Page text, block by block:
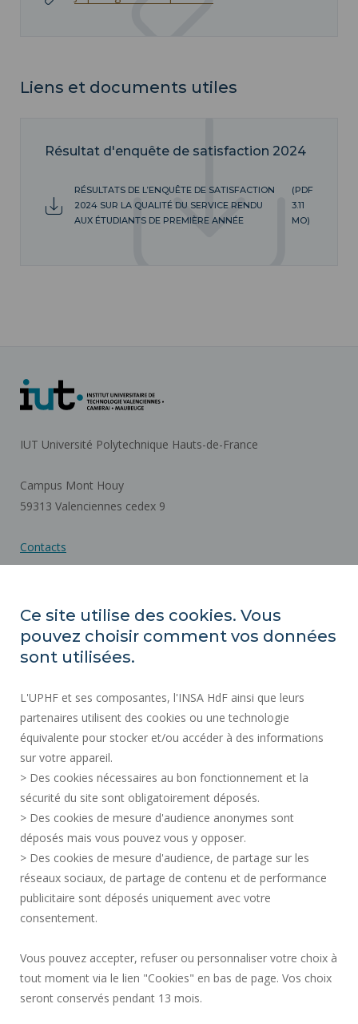
Liens et documents utiles
Résultat d'enquête de satisfaction 2024
RÉSULTATS DE L’ENQUÊTE DE SATISFACTION
2024 SUR LA QUALITÉ DU SERVICE RENDU
AUX ÉTUDIANTS DE PREMIÈRE ANNÉE
(PDF
3.11
MO)
IUT Université Polytechnique Hauts-de-France
Campus Mont Houy
59313 Valenciennes cedex 9
Contacts
ACTES RÉGLEMENTAIRES
MARCHÉS PUBLICS
MENTIONS LÉGALES
ESPACE PRESSE
RECRUTEMENTS
PLAN DU SITE
DONNÉES PERSONNELLES
ACCESSIBILITÉ
Rejoignez-nous!
Ce site utilise des cookies. Vous
pouvez choisir comment vos données
sont utilisées.
L'UPHF et ses composantes, l'INSA HdF ainsi que leurs
partenaires utilisent des cookies ou une technologie
équivalente pour stocker et/ou accéder à des informations
sur votre appareil.
> Des cookies nécessaires au bon fonctionnement et la
sécurité du site sont obligatoirement déposés.
> Des cookies de mesure d'audience anonymes sont
déposés mais vous pouvez vous y opposer.
> Des cookies de mesure d'audience, de partage sur les
réseaux sociaux, de partage de contenu et de performance
publicitaire sont déposés uniquement avec votre
consentement.
Vous pouvez accepter, refuser ou personnaliser votre choix à
tout moment via le lien "Cookies" en bas de page. Vos choix
seront conservés pendant 13 mois.